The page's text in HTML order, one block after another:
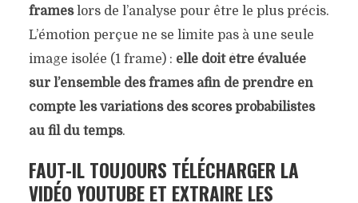
frameslors de l’analyse pour être le plus précis.
L’émotion perçue ne se limite pas à une seule
image isolée (1 frame) : elle doit être évaluée
sur l’ensemble des frames afin de prendre en
compte les variations des scores probabilistes
au fil du temps.
FAUT-IL TOUJOURS TÉLÉCHARGER LA
VIDÉO YOUTUBE ET EXTRAIRE LES